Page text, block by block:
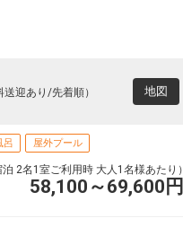
迎あり/先着順）
地図
呂 屋外プール
泊 2名1室ご利用時 大人1名様あたり）
58,100～69,600 円